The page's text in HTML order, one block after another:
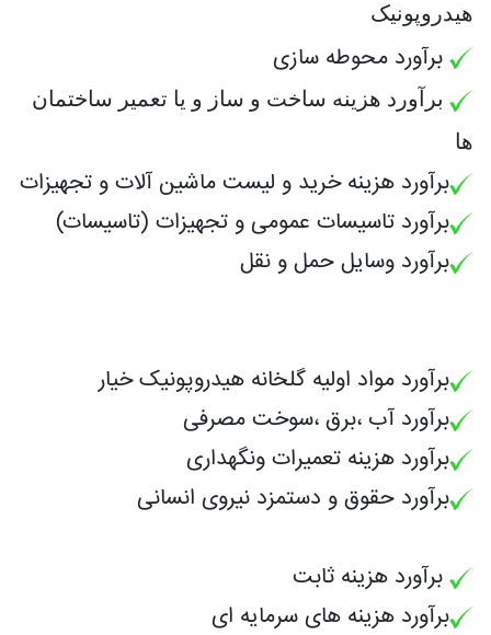
هیدروپونیک
برآورد محوطه سازی
برآورد هزینه ساخت و ساز و یا تعمیر ساختمان
ها
برآورد هزینه خرید و لیست ماشین آلات و تجهیزات
برآورد تاسیسات عمومی و تجهیزات (تاسیسات)
برآورد وسایل حمل و نقل
برآورد مواد اولیه گلخانه هیدروپونیک خیار
برآورد آب ،برق ،سوخت مصرفی
برآورد هزینه تعمیرات ونگهداری
برآورد حقوق و دستمزد نیروی انسانی
برآورد هزینه ثابت
برآورد هزینه های سرمایه ای